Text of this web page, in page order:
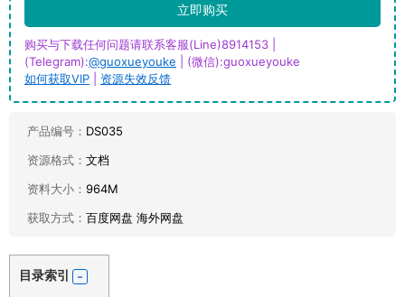
立即购买
购买与下载任何问题请联系客服(Line)8914153 |
(Telegram):@guoxueyouke | (微信):guoxueyouke
如何获取VIP
资源失效反馈
产品编号： DS035
资源格式： 文档
资料大小： 964M
获取方式： 百度网盘 海外网盘
目录索引